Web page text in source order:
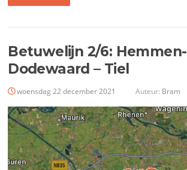
Betuwelijn 2/6: Hemmen-
Dodewaard – Tiel
woensdag 22 december 2021 Auteur: Bram